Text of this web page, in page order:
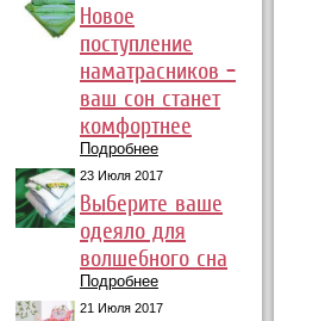
Новое
поступление
наматрасников –
ваш сон станет
комфортнее
Подробнее
23 Июля 2017
Выберите ваше
одеяло для
волшебного сна
Подробнее
21 Июля 2017